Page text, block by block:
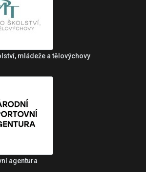
mládeže a tělovýchovy
agentura